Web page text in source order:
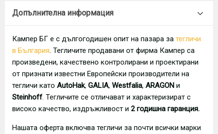
Допълнителна информация
Кампер БГ е с дългогодишен опит на пазара за тегличи
в България. Тегличите продавани от фирма Кампер са
произведени, качествено контролирани и проектирани
от признати известни Европейски производители на
тегличи като AutoHak, GALIA, Westfalia, ARAGON и
Steinhoff. Тегличите се отличават и характеризират с
високо качество, издръжливост и 2 годишна гаранция.
Нашата оферта включва тегличи за почти всички марки